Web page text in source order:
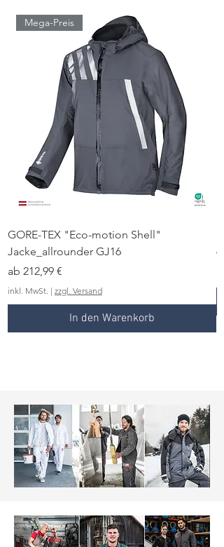
Mega-Preis
GORE-TEX "Eco-motion Shell"
Jacke_allrounder GJ16
ab 212,99 €
Sale-Preis
inkl. MwSt. | zzgl. Versand
In den Warenkorb
starline®_comfort